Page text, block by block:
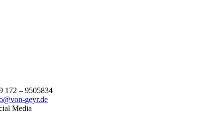
172 – 9505834
geyr.de
Media